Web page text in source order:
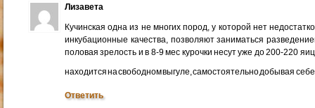
Лизавета
Кучинская одна из не многих пород, у которой нет
инкубационные качества, позволяют заниматься
половая зрелость и в 8-9 мес курочки несут уже до 200-220
находится на свободном выгуле, самостоятельно добывая
Ответить